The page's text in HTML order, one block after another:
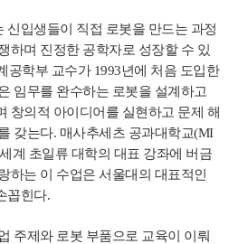
신입생들이 직접 로봇을 만드는 과정
하며 진정한 공학자로 성장할 수 있
공학부 교수가 1993년에 처음 도입한
임무를 완수하는 로봇을 설계하고
창의적 아이디어를 실현하고 문제 해
갖는다. 매사추세츠 공과대학교(MI
계 초일류 대학의 대표 강좌에 버금
하는 이 수업은 서울대의 대표적인
꼽힌다.
주제와 로봇 부품으로 교육이 이뤄